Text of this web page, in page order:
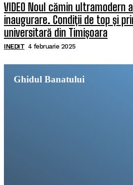
VIDEO Noul cămin ultramodern
inaugurare. Condiții de top și
universitară din Timișoara
INEDIT 4 februarie 2025
Ghidul Banatului